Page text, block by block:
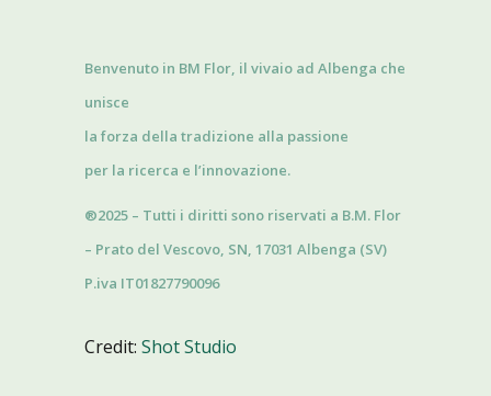
Benvenuto in BM Flor, il vivaio ad Albenga che
unisce
la forza della tradizione alla passione
per la ricerca e l’innovazione.
®2025 – Tutti i diritti sono riservati a B.M. Flor
– Prato del Vescovo, SN, 17031 Albenga (SV)
P.iva IT01827790096
Credit:Shot Studio